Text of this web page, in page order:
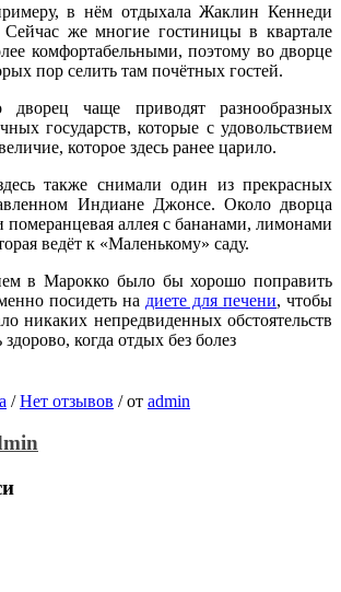
в нём отдыхала Жаклин Кеннеди
Сейчас же многие гостиницы в квартале
комфортабельными, поэтому во дворце
пор селить там почётных гостей.
чаще приводят разнообразных
государств, которые с удовольствием
которое здесь ранее царило.
также снимали один из прекрасных
Индиане Джонсе. Около дворца
померанцевая аллея с бананами, лимонами
ведёт к «Маленькому» саду.
в Марокко было бы хорошо поправить
посидеть на диете для печени, чтобы
никаких непредвиденных обстоятельств
когда отдых без болез
/ Нет отзывов /от admin